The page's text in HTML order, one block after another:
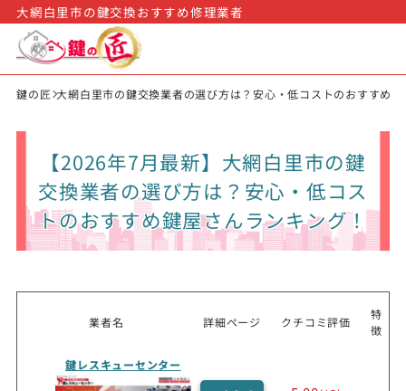
大網白里市の鍵交換おすすめ修理業者
鍵の匠 大網白里市の鍵交換業者の選び方は？安心・低コストのおすすめ
【2026年7月最新】大網白里市の鍵
交換業者の選び方は？安心・低コス
トのおすすめ鍵屋さんランキング！
業者名 詳細ページ クチコミ評価
特
徴
鍵レスキューセンター